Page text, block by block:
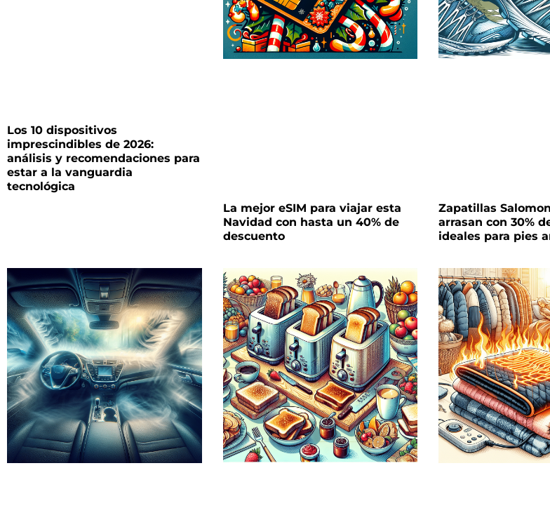
Los 10 dispositivos
imprescindibles de 2026:
análisis y recomendaciones para
estar a la vanguardia
tecnológica
La mejor eSIM para viajar esta
Navidad con hasta un 40% de
descuento
Zapatillas
arrasan con 30%
ideales para pies